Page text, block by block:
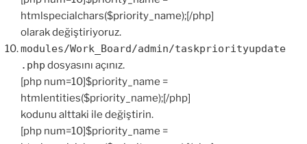
htmlspecialchars($priority_name);[/php]
olarak değiştiriyoruz.
modules/Work_Board/admin/taskpriorityupdate
.php dosyasını açınız.
[php num=10]$priority_name =
htmlentities($priority_name);[/php]
kodunu alttaki ile değiştirin.
[php num=10]$priority_name =